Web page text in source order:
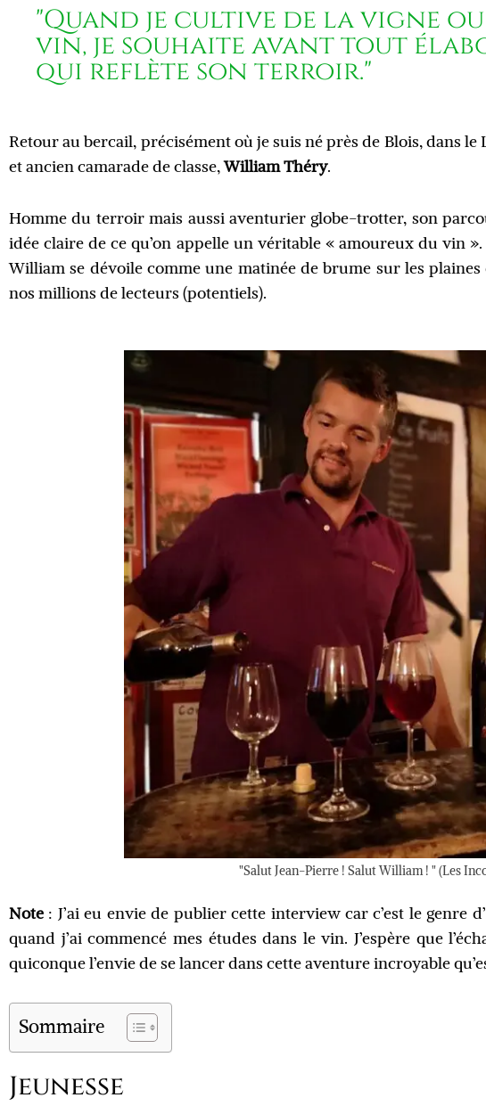
"Quand je cultive de la vigne
vin, je souhaite avant tout
qui reflète son terroir."
Retour au bercail, précisément où je suis né près de Blois, dans
et ancien camarade de classe,William Théry.
Homme du terroir mais aussi aventurier globe-trotter, son
idée claire de ce qu’on appelle un véritable « amoureux du vin ».
William se dévoile comme une matinée de brume sur les
nos millions de lecteurs (potentiels).
"Salut Jean-Pierre ! Salut William ! " (Les
Note : J’ai eu envie de publier cette interview car c’est le genre
quand j’ai commencé mes études dans le vin. J’espère que
quiconque l’envie de se lancer dans cette aventure incroyable
Sommaire
Jeunesse